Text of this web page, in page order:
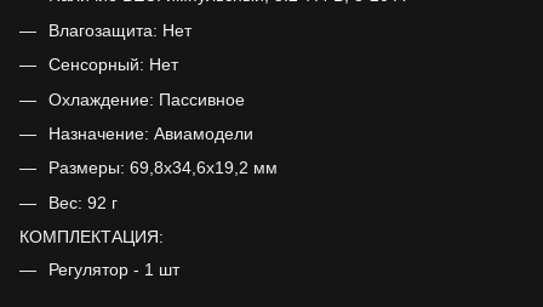
Влагозащита: Нет
Сенсорный: Нет
Охлаждение: Пассивное
Назначение: Авиамодели
Размеры: 69,8x34,6x19,2 мм
Вес: 92 г
КОМПЛЕКТАЦИЯ:
Регулятор - 1 шт